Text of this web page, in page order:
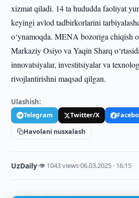
xizmat qiladi. 14 ta hududda faoliyat
keyingi avlod tadbirkorlarini
o‘ynamoqda. MENA bozoriga chiqish
Markaziy Osiyo va Yaqin Sharq
innovatsiyalar, investitsiyalar va
rivojlantirishni maqsad qilgan.
Ulashish:
Telegram Twitter/X
Havolani nusxalash
UzDaily·👁 1043 views·06.03.2025 · 16:15